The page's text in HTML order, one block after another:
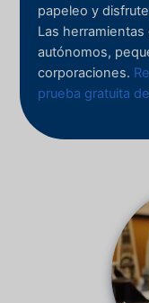
papeleo y
Las
autónomos,
corporaciones.
prueba gratuita